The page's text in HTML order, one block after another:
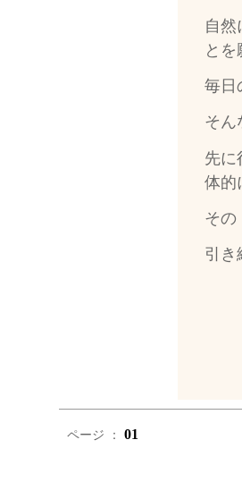
自然
と
毎日
そん
先に
体的
その
引き
ページ ： 01